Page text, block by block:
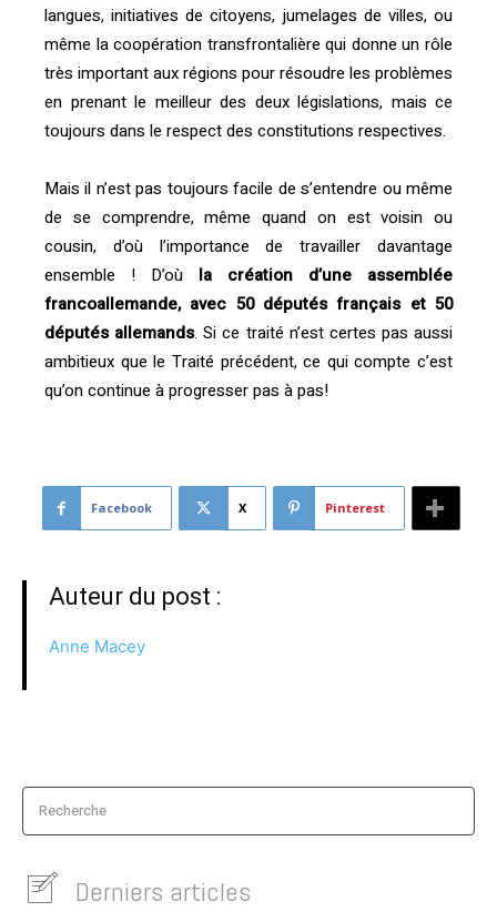
langues, initiatives de citoyens, jumelages de villes, ou
même la coopération transfrontalière qui donne un rôle
très important aux régions pour résoudre les problèmes
en prenant le meilleur des deux législations, mais ce
toujours dans le respect des constitutions respectives.
Mais il n’est pas toujours facile de s’entendre ou même
de se comprendre, même quand on est voisin ou
cousin, d’où l’importance de travailler davantage
ensemble ! D’où la création d’une assemblée
francoallemande, avec 50 députés français et 50
députés allemands. Si ce traité n’est certes pas aussi
ambitieux que le Traité précédent, ce qui compte c’est
qu’on continue à progresser pas à pas!
Facebook X Pinterest
Auteur du post :
Anne Macey
Recherche
Derniers articles